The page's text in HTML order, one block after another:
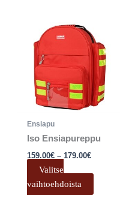
Ensiapu
Iso Ensiapureppu
159.00€ – 179.00€
159.00€
-
179.00€
Valitse
vaihtoehdoista
tuotteella
on
useampi
Voit
tuotteen